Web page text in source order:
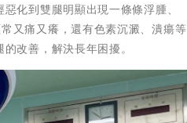
化到雙腿明顯出現一條條浮腫、
又痛又癢，還有色素沉澱、潰瘍等
改善，解決長年困擾。